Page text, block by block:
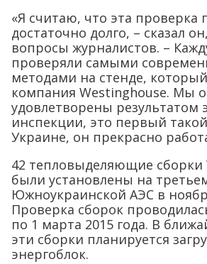
«Я считаю, что эта проверка
достаточно долго, – сказал
вопросы журналистов. –
проверяли самыми
методами на стенде,
компания Westinghouse. Мы
удовлетворены результатом
инспекции, это первый
Украине, он прекрасно
42 тепловыделяющие сборки
были установлены на
Южноукраинской АЭС в
Проверка сборок
по 1 марта 2015 года. В
эти сборки планируется
энергоблок.